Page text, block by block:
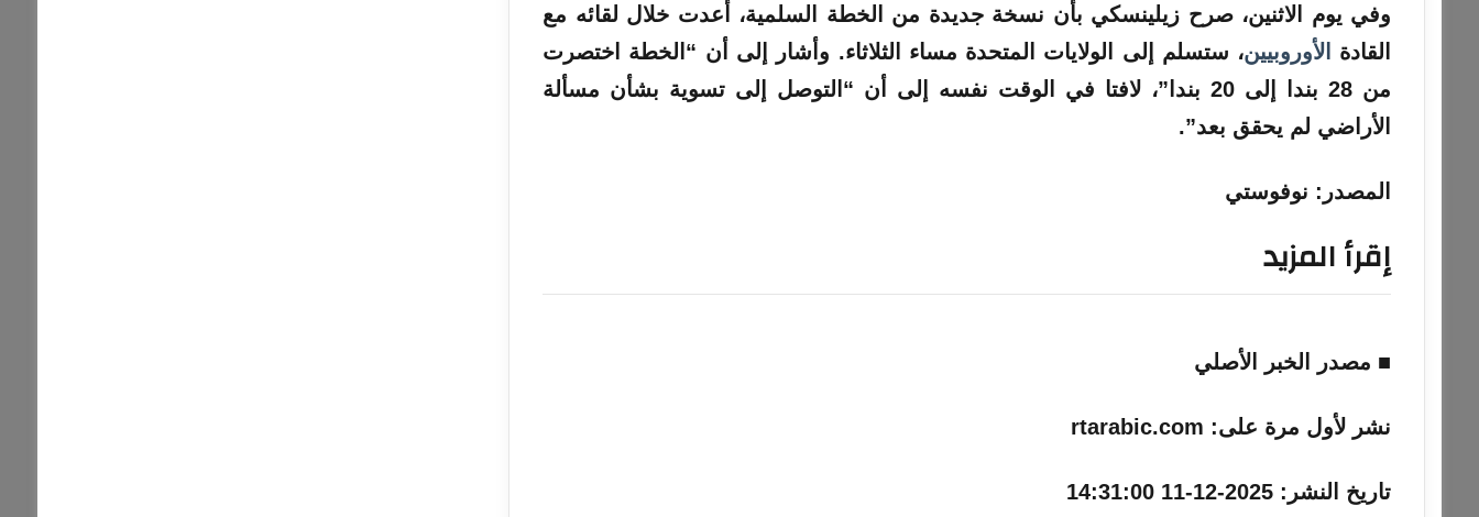
وفي يوم الاثنين، صرح زيلينسكي بأن نسخة جديدة من الخطة السلمية، أعدت خلال لقائه مع
القادة
الأوروبيين، ستسلم إلى الولايات المتحدة مساء الثلاثاء. وأشار إلى أن “الخطة اختصرت
من 28 بندا إلى 20 بندا”، لافتا في الوقت نفسه إلى أن “التوصل إلى تسوية بشأن مسألة
الأراضي لم يحقق بعد”.
المصدر: نوفوستي
إقرأ المزيد
■ مصدر الخبر الأصلي
نشر لأول مرة على: rtarabic.com
تاريخ النشر: 2025-12-11 14:31:00